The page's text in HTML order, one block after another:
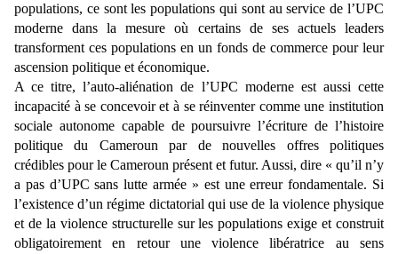
populations, ce sont les populations qui sont au service de l’UPC
moderne dans la mesure où certains de ses actuels leaders
transforment ces populations en un fonds de commerce pour leur
ascension politique et économique.
A ce titre, l’auto-aliénation de l’UPC moderne est aussi cette
incapacité à se concevoir et à se réinventer comme une institution
sociale autonome capable de poursuivre l’écriture de l’histoire
politique du Cameroun par de nouvelles offres politiques
crédibles pour le Cameroun présent et futur. Aussi, dire « qu’il n’y
a pas d’UPC sans lutte armée » est une erreur fondamentale. Si
l’existence d’un régime dictatorial qui use de la violence physique
et de la violence structurelle sur les populations exige et construit
obligatoirement en retour une violence libératrice au sens